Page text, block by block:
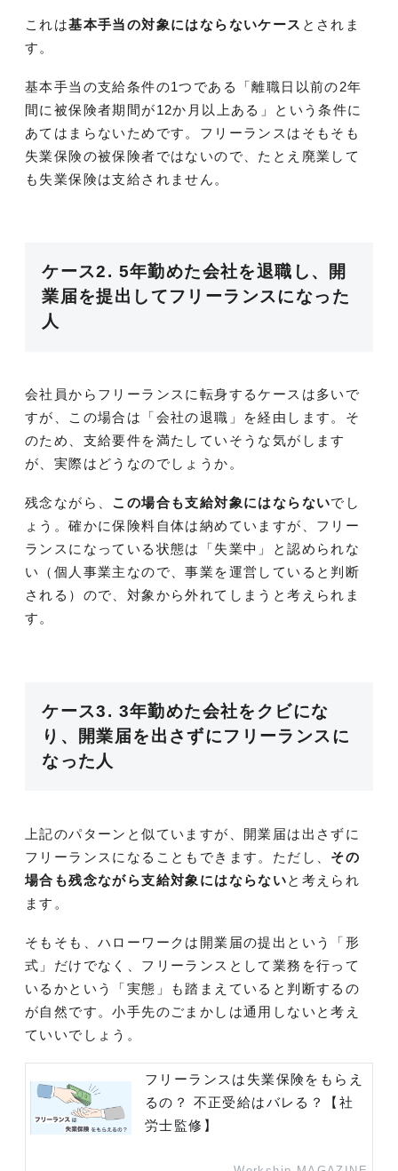
これは基本手当の対象にはならないケース とされま
す。
基本手当の支給条件の1つである「離職日以前の2年
間に被保険者期間が12か月以上ある」という条件に
あてはまらないためです。フリーランスはそもそも
失業保険の被保険者ではないので、たとえ廃業して
も失業保険は支給されません。
ケース2. 5年勤めた会社を退職し、開
業届を提出してフリーランスになった
人
会社員からフリーランスに転身するケースは多いで
すが、この場合は「会社の退職」を経由します。そ
のため、支給要件を満たしていそうな気がします
が、実際はどうなのでしょうか。
残念ながら、 この場合も支給対象にはならないでし
ょう。確かに保険料自体は納めていますが、フリー
ランスになっている状態は「失業中」と認められな
い（個人事業主なので、事業を運営していると判断
される）ので、対象から外れてしまうと考えられま
す。
ケース3. 3年勤めた会社をクビにな
り、開業届を出さずにフリーランスに
なった人
上記のパターンと似ていますが、開業届は出さずに
フリーランスになることもできます。ただし、 その
場合も残念ながら支給対象にはならないと考えられ
ます。
そもそも、ハローワークは開業届の提出という「形
式」だけでなく、フリーランスとして業務を行って
いるかという「実態」も踏まえていると判断するの
が自然です。小手先のごまかしは通用しないと考え
ていいでしょう。
フリーランスは失業保険をもらえ
るの？ 不正受給はバレる？【社
労士監修】